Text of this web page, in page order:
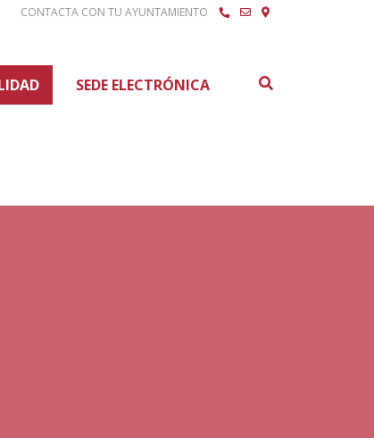
CONTACTA CON TU AYUNTAMIENTO
SEDE ELECTRÓNICA